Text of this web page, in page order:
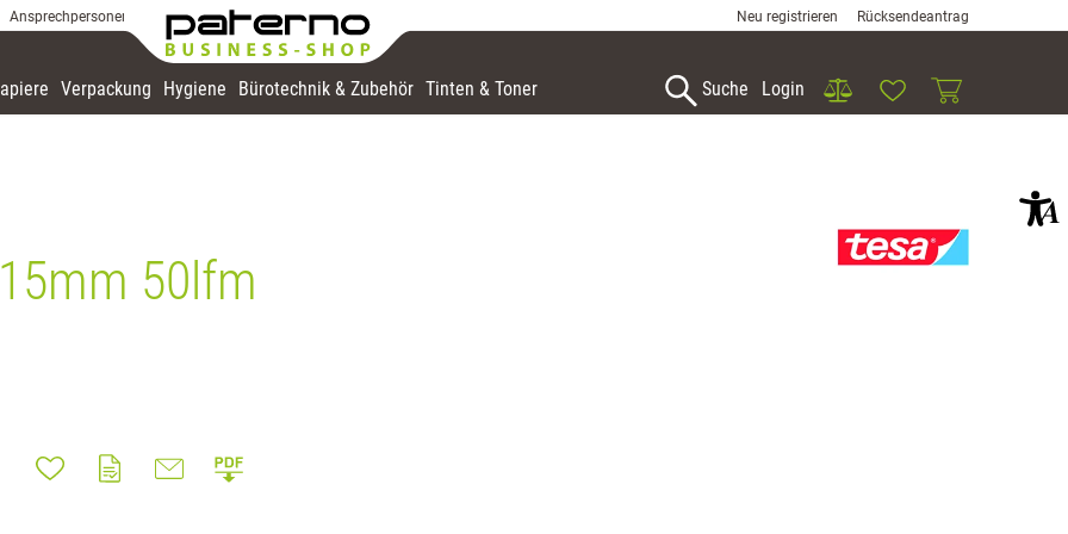
Ansprechpersonen Neu registrieren Rücksendeantrag
Suche Login VergleichWunschlisteWarenkorb
Verpackung Hygiene Bürotechnik & Zubehör Tinten & Toner
50lfm